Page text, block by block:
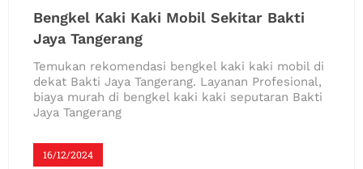
Bengkel Kaki Kaki Mobil Sekitar Bakti
Jaya Tangerang
16/12/2024
Temukan rekomendasi bengkel kaki kaki mobil di
dekat Bakti Jaya Tangerang. Layanan Profesional,
biaya murah di bengkel kaki kaki seputaran Bakti
Jaya Tangerang